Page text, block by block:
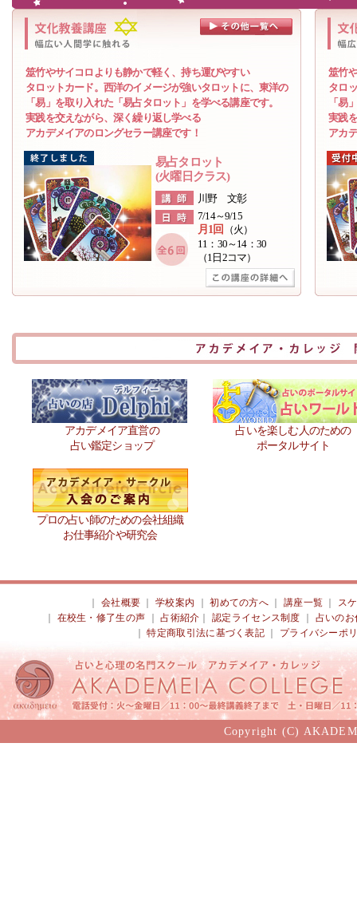
筮竹やサイコロよりも静かで軽く、持ち運びやすい
タロットカード。西洋のイメージが強いタロットに、東洋の
「易」を取り入れた「易占タロット」を学べる講座です。
実践を交えながら、深く繰り返し学べる
アカデメイアのロングセラー講座です！
易占タロット
(火曜日クラス)
川野 文彰
7/14～9/15
月1回
（火）
11：30～14：30
（1日2コマ）
筮竹や
タロッ
「易」
実践を
アカデ
アカデメイア直営の
占い鑑定ショップ
占いを楽しむ人のための
ポータルサイト
プロの占い師のための会社組織
お仕事紹介や研究会
会社概要 ｜学校案内 ｜初めての方へ 講座一覧
ス
在校生・修了生の声 ｜占術紹介 ｜認定ライセンス制度
占いのお
｜特定商取引法に基づく表記 プライバシーポ
Copyright (C)